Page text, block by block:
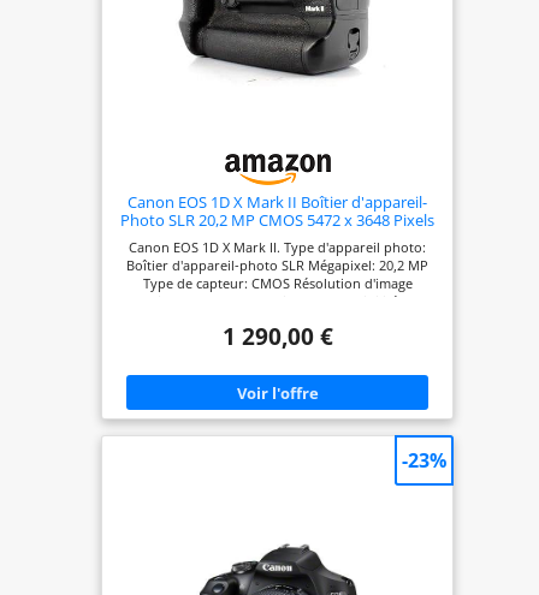
Canon EOS 1D X Mark II Boîtier d'appareil-
Photo SLR 20,2 MP CMOS 5472 x 3648 Pixels
Noir - Appareils Photos numériques ( CMOS,
4K Ultra HD, Écran Tactile, Noir)
Canon EOS 1D X Mark II. Type d'appareil photo:
Boîtier d'appareil-photo SLR Mégapixel: 20,2 MP
Type de capteur: CMOS Résolution d'image
maximale: 5472 x 3648 pixels. La sensibilité ISO
caméra: 1/8000 s. Type HD: 4K Ultra HD Résolution
l'écran: 8,13 cm (3.2") Écran tactile. Viseur
d'appareil photo: Électronique Optique.
PictBridge. Poids: 1,34 kg. Couleur du produit:
Noir
1 290,00 €
-23%